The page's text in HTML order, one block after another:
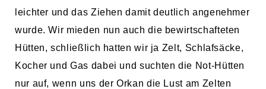
leichter und das Ziehen damit deutlich angenehmer
wurde. Wir mieden nun auch die bewirtschafteten
Hütten, schließlich hatten wir ja Zelt, Schlafsäcke,
Kocher und Gas dabei und suchten die Not-Hütten
nur auf, wenn uns der Orkan die Lust am Zelten